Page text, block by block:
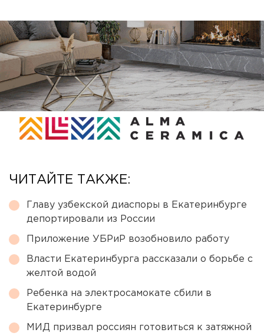
ЧИТАЙТЕ ТАКЖЕ:
Главу узбекской диаспоры в Екатеринбурге
депортировали из России
Приложение УБРиР возобновило работу
Власти Екатеринбурга рассказали о борьбе с
желтой водой
Ребенка на электросамокате сбили в
Екатеринбурге
МИД призвал россиян готовиться к затяжной